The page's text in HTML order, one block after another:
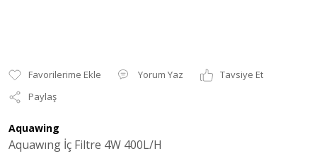
Yorum Yaz
Tavsiye Et
Paylaş
Aquawing
Aquawıng İç Filtre 4W 400L/H